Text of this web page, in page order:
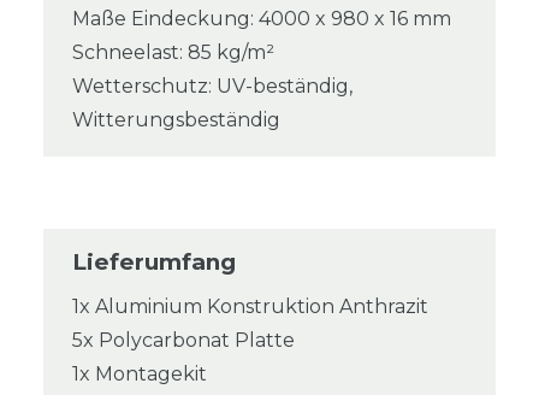
Maße Eindeckung: 4000 x 980 x 16 mm
Schneelast: 85 kg/m²
Wetterschutz: UV-beständig,
Witterungsbeständig
Lieferumfang
1x Aluminium Konstruktion Anthrazit
5x Polycarbonat Platte
1x Montagekit